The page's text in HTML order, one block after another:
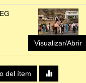
Visualizar/Abrir
del ítem